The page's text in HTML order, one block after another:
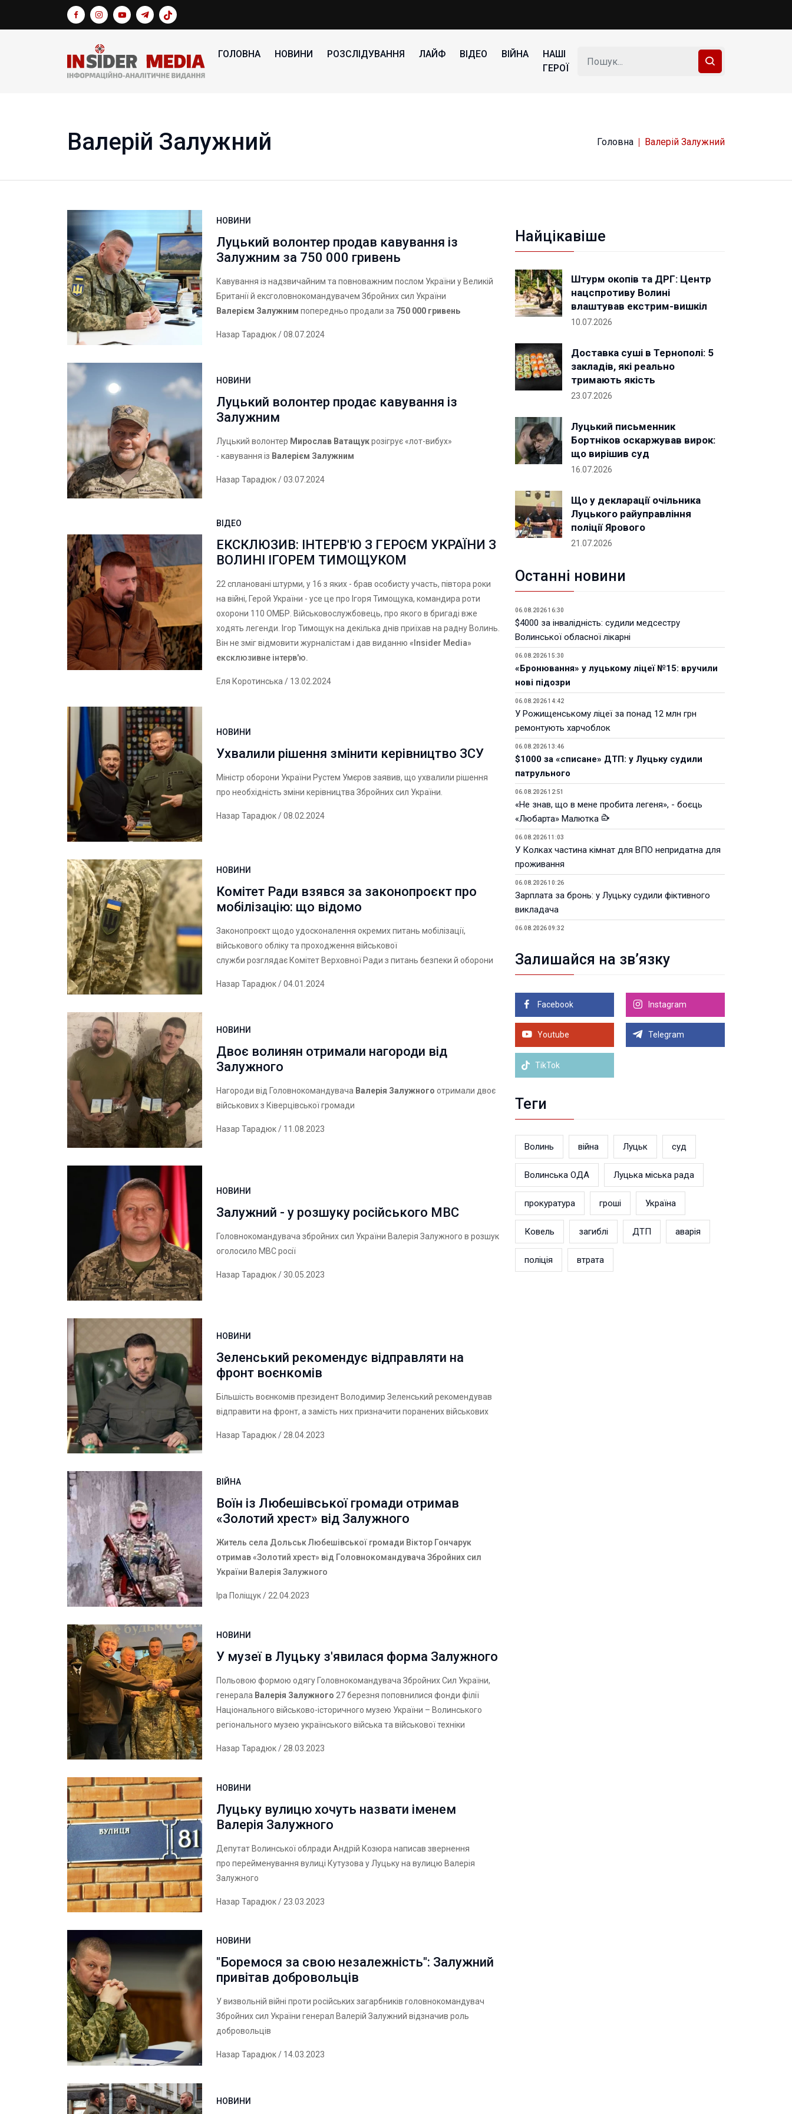
ГОЛОВНА НОВИНИ РОЗСЛІДУВАННЯ ЛАЙФ ВІДЕО ВІЙНА
НАШІ
ГЕРОЇ
Валерій Залужний Головна Валерій Залужний
НОВИНИ
Луцький волонтер продав кавування із
Залужним за 750 000 гривень
Кавування із надзвичайним та повноважним послом України у Великій
Британії й ексголовнокомандувачем Збройних сил України
Валерієм Залужним попередньо продали за 750 000 гривень
Назар Тарадюк/ 08.07.2024
НОВИНИ
Луцький волонтер продає кавування із
Залужним
Луцький волонтер Мирослав Ватащукрозігрує «лот-вибух»
- кавування із Валерієм Залужним
Назар Тарадюк/ 03.07.2024
ВІДЕО
ЕКСКЛЮЗИВ: ІНТЕРВ'Ю З ГЕРОЄМ УКРАЇНИ З
ВОЛИНІ ІГОРЕМ ТИМОЩУКОМ
22 сплановані штурми, у 16 з яких - брав особисту участь, півтора роки
на війні, Герой України - усе це про Ігоря Тимощука, командира роти
охорони 110 ОМБР. Військовослужбовець, про якого в бригаді вже
ходять легенди. Ігор Тимощук на декілька днів приїхав на радну Волинь.
Він не зміг відмовити журналістам і дав виданню« Insider Media»
ексклюзивне інтерв'ю.
Еля Коротинська / 13.02.2024
НОВИНИ
Ухвалили рішення змінити керівництво ЗСУ
Міністр оборони України Рустем Умєров заявив, що ухвалили рішення
про необхідність зміни керівництва Збройних сил України.
Назар Тарадюк/ 08.02.2024
НОВИНИ
Комітет Ради взявся за законопроєкт про
мобілізацію: що відомо
Законопроєкт щодо удосконалення окремих питань мобілізації,
військового обліку та проходження військової
служби розглядає Комітет Верховної Ради з питань безпеки й оборони
Назар Тарадюк/ 04.01.2024
НОВИНИ
Двоє волинян отримали нагороди від
Залужного
Нагороди від Головнокомандувача Валерія Залужногоотримали двоє
військових з Ківерцівської громади
Назар Тарадюк/ 11.08.2023
НОВИНИ
Залужний - у розшуку російського МВС
Головнокомандувача збройних сил України Валерія Залужного в розшук
оголосило МВС росії
Назар Тарадюк/ 30.05.2023
НОВИНИ
Зеленський рекомендує відправляти на
фронт воєнкомів
Більшість воєнкомів президент Володимир Зеленський рекомендував
відправити на фронт, а замість них призначити поранених військових
Назар Тарадюк/ 28.04.2023
ВІЙНА
Воїн із Любешівської громади отримав
«Золотий хрест» від Залужного
Житель села Дольськ Любешівської громади Віктор Гончарук
отримав «Золотий хрест» від Головнокомандувача Збройних сил
України Валерія Залужного
Іра Поліщук/ 22.04.2023
НОВИНИ
У музеї в Луцьку з'явилася форма Залужного
Польовою формою одягу Головнокомандувача Збройних Сил України,
генерала Валерія Залужного 27 березня поповнилися фонди філії
Національного військово-історичного музею України – Волинського
регіонального музею українського війська та військової техніки
Назар Тарадюк/ 28.03.2023
НОВИНИ
Луцьку вулицю хочуть назвати іменем
Валерія Залужного
Депутат Волинської облради Андрій Козюра написав звернення
про перейменування вулиці Кутузова у Луцьку на вулицю Валерія
Залужного
Назар Тарадюк/ 23.03.2023
НОВИНИ
"Боремося за свою незалежність": Залужний
привітав добровольців
У визвольній війні проти російських загарбників головнокомандувач
Збройних сил України генерал Валерій Залужний відзначив роль
добровольців
Назар Тарадюк/ 14.03.2023
НОВИНИ
Найцікавіше
Штурм окопів та ДРГ: Центр
нацспротиву Волині
влаштував екстрим-вишкіл
10.07.2026
Доставка суші в Тернополі: 5
закладів, які реально
тримають якість
23.07.2026
Луцький письменник
Бортніков оскаржував вирок:
що вирішив суд
16.07.2026
Що у декларації очільника
Луцького райуправління
поліції Ярового
21.07.2026
Останні новини
06.08.2026 16:30
$4000 за інвалідність: судили медсестру
Волинської обласної лікарні
06.08.2026 15:30
«Бронювання» у луцькому ліцеї №15: вручили
нові підозри
06.08.2026 14:42
У Рожищенському ліцеї за понад 12 млн грн
ремонтують харчоблок
06.08.2026 13:46
$1000 за «списане» ДТП: у Луцьку судили
патрульного
06.08.2026 12:51
«Не знав, що в мене пробита легеня», - боєць
«Любарта» Малютка
06.08.2026 11:03
У Колках частина кімнат для ВПО непридатна для
проживання
06.08.2026 10:26
Зарплата за бронь: у Луцьку судили фіктивного
викладача
06.08.2026 09:32
05.08.2026 21:18
Порівняння телеоб'єктивів Sigma Sports та Sony G-
05.08.2026 21:00
У Луцьку на 99,9% готовий новий Державний
ветеранський простір. ВІДЕО
Більше новин
Залишайся на зв’язку
Facebook Instagram
Youtube Telegram
TikTok
Теги
Волинь війна Луцьк суд
Волинська ОДА Луцька міська рада
прокуратура гроші Україна
Ковель загиблі ДТП аварія
поліція втрата